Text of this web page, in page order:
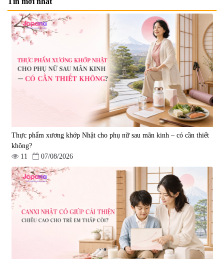
Viên uống hỗ trợ Gout Ribeto
73.520
1.500.000 đ
Viên uống hỗ trợ xương khớp
Kendai Glucosamine Hộp 180
viên
|9.280
690.000 đ
Viên uống hỗ trợ xương khớp
Super Glucosamine DX Hokoen
300 viên
980.000 đ
Viên uống hỗ trợ xương khớp
Yoro Factory Kyoto Has 50EX
Plus 30 viên
|0
2.380.000 đ
Thực phẩm xương khớp Nhật cho phụ nữ sau mãn kinh – có cần thiết
không?
11
07/08/2026